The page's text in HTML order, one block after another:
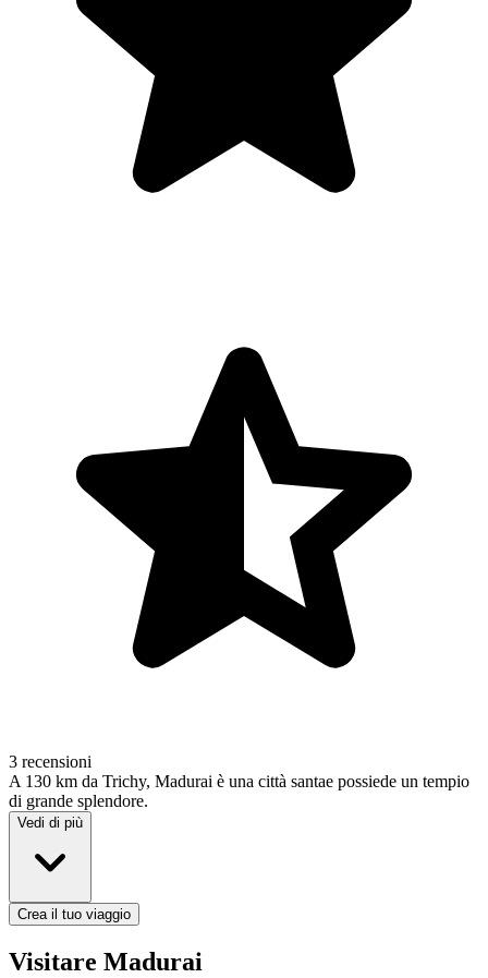
3 recensioni
A 130 km da Trichy, Madurai è una città santae possiede un tempio
di grande splendore.
Vedi di più
Crea il tuo viaggio
Visitare Madurai